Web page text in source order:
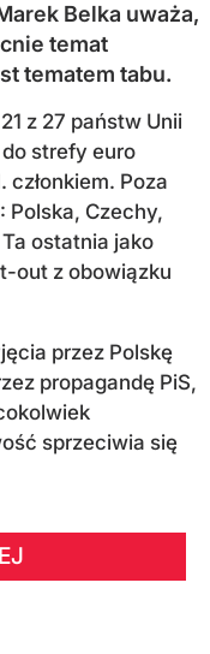
Belka uważa,
temat
tematem tabu.
z 27 państw Unii
strefy euro
członkiem. Poza
Polska, Czechy,
Ta ostatnia jako
out z obowiązku
przez Polskę
propagandę PiS,
sprzeciwia się